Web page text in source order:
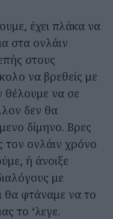
έχει πλάκα να
στα ονλάιν
στους
να βρεθείς με
θέλουμε να σε
δεν θα
δίμηνο. Βρες
ονλάιν χρόνο
ή άνοιξε
με
θα φτάναμε να το
το ‘λεγε.